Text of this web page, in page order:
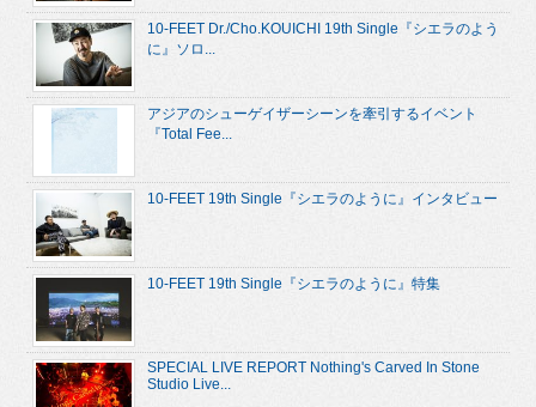
10-FEET Dr./Cho.KOUICHI 19th Single『シエラのよう
に』ソロ...
アジアのシューゲイザーシーンを牽引するイベント
『Total Fee...
10-FEET 19th Single『シエラのように』インタビュー
10-FEET 19th Single『シエラのように』特集
SPECIAL LIVE REPORT Nothing's Carved In Stone
Studio Live...